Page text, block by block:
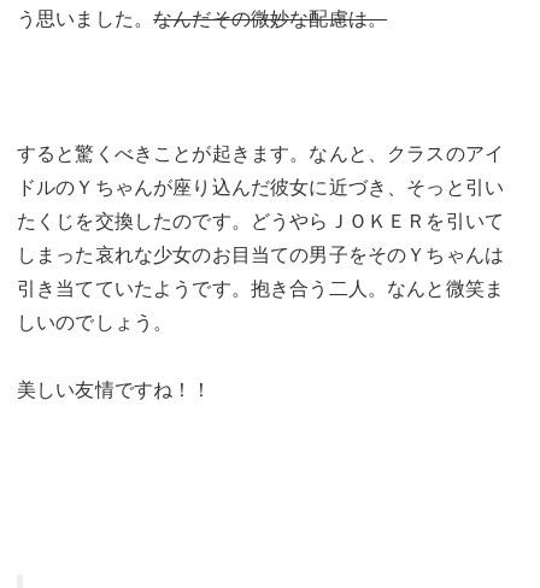
う思いました。なんだその微妙な配慮は。
すると驚くべきことが起きます。なんと、クラスのアイ
ドルのＹちゃんが座り込んだ彼女に近づき、そっと引い
たくじを交換したのです。どうやらＪＯＫＥＲを引いて
しまった哀れな少女のお目当ての男子をそのＹちゃんは
引き当てていたようです。抱き合う二人。なんと微笑ま
しいのでしょう。
美しい友情ですね！！